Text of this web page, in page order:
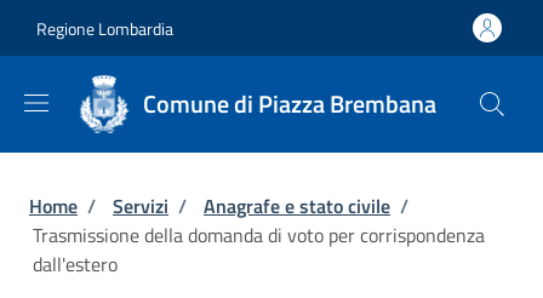
Regione Lombardia
Comune di Piazza Brembana
Briciole di pane
Home / Servizi / Anagrafe e stato civile /
Trasmissione della domanda di voto per corrispondenza
dall'estero